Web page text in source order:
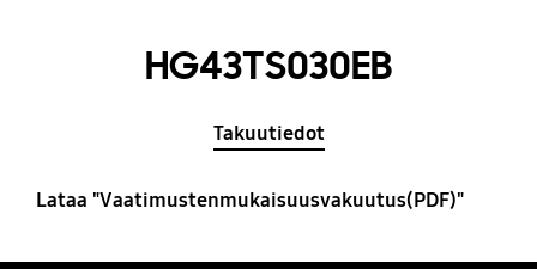
HG43TS030EB
Takuutiedot
Lataa "Vaatimustenmukaisuusvakuutus(PDF)"